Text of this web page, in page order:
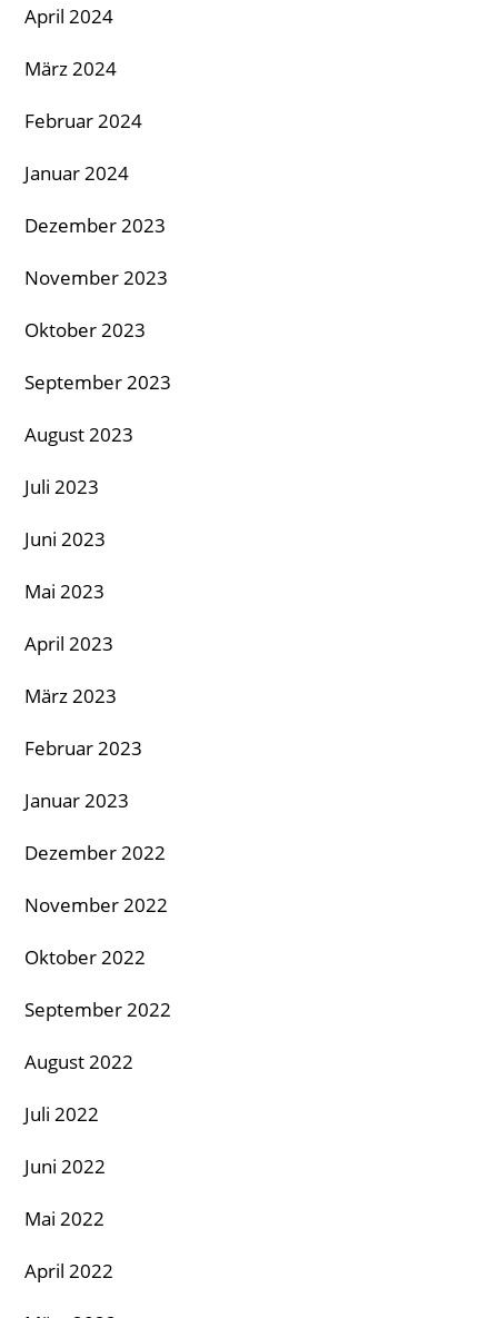
April 2024
März 2024
Februar 2024
Januar 2024
Dezember 2023
November 2023
Oktober 2023
September 2023
August 2023
Juli 2023
Juni 2023
Mai 2023
April 2023
März 2023
Februar 2023
Januar 2023
Dezember 2022
November 2022
Oktober 2022
September 2022
August 2022
Juli 2022
Juni 2022
Mai 2022
April 2022